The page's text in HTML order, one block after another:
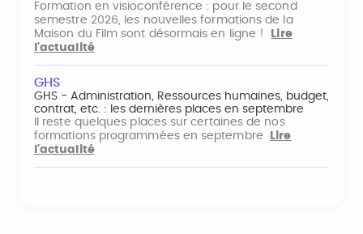
Formation en visioconférence : pour le second
semestre 2026, les nouvelles formations de la
Maison du Film sont désormais en ligne !
Lire
l'actualité
GHS
GHS - Administration, Ressources humaines, budget,
contrat, etc. : les dernières places en septembre
Il reste quelques places sur certaines de nos
formations programmées en septembre
Lire
l'actualité